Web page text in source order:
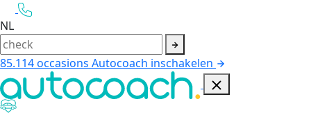
NL
85.114occasions Autocoach inschakelen